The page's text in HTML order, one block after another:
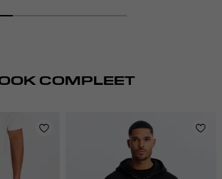
COMPLEET